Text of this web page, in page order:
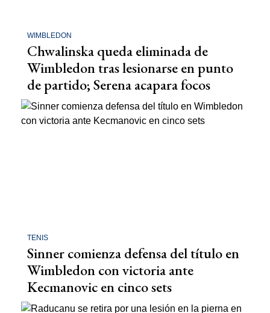
WIMBLEDON
Chwalinska queda eliminada de
Wimbledon tras lesionarse en punto
de partido; Serena acapara focos
TENIS
Sinner comienza defensa del título en
Wimbledon con victoria ante
Kecmanovic en cinco sets